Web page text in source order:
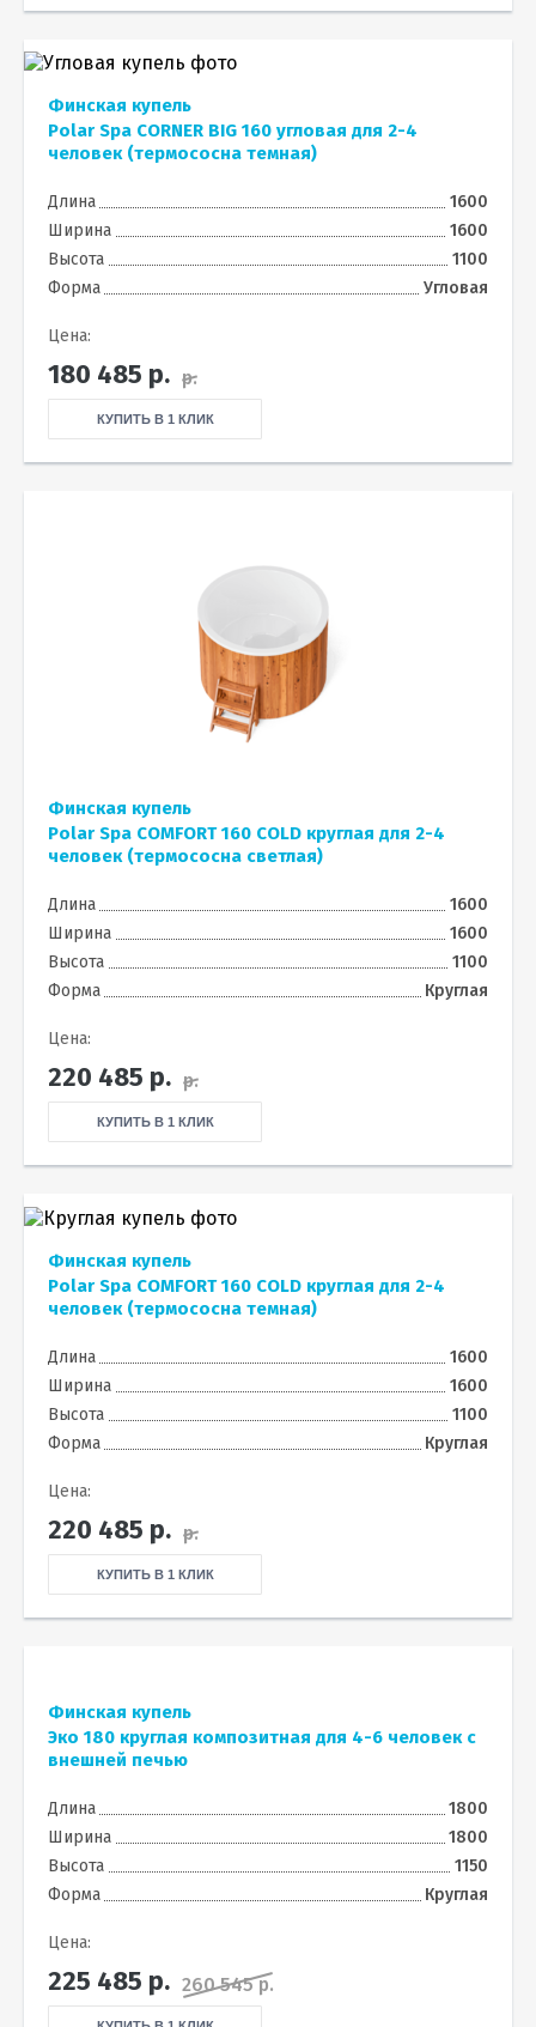
Финская купель
Polar Spa CORNER BIG 160 угловая для 2-4
человек (термососна темная)
Длина
1600
Ширина
1600
Высота
1100
Форма
Угловая
Цена:
180 485 р. р.
КУПИТЬ В 1 КЛИК
Финская купель
Polar Spa COMFORT 160 COLD круглая для 2-4
человек (термососна светлая)
Длина
1600
Ширина
1600
Высота
1100
Форма
Круглая
Цена:
220 485 р. р.
КУПИТЬ В 1 КЛИК
Финская купель
Polar Spa COMFORT 160 COLD круглая для 2-4
человек (термососна темная)
Длина
1600
Ширина
1600
Высота
1100
Форма
Круглая
Цена:
220 485 р. р.
КУПИТЬ В 1 КЛИК
Финская купель
Эко 180 круглая композитная для 4-6 человек с
внешней печью
Длина
1800
Ширина
1800
Высота
1150
Форма
Круглая
Цена:
225 485 р. 260 545 р.